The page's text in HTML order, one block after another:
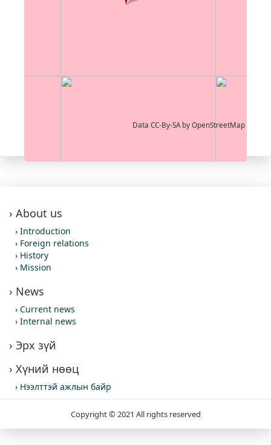
Data CC-By-SA by OpenStreetMap
About us
Introduction
Foreign relations
History
Mission
News
Current news
Internal news
Эрх зүй
Хүний нөөц
Нээлттэй ажлын байр
Copyright © 2021 All rights reserved